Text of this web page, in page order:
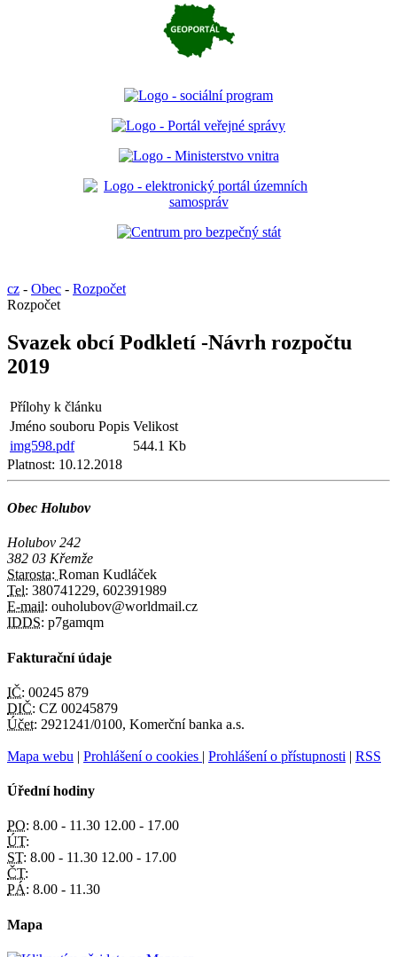
cz - Obec - Rozpočet
Rozpočet
Svazek obcí Podkletí -Návrh rozpočtu
2019
Přílohy k článku
Jméno souboru Popis Velikost
img598.pdf
544.1 Kb
Platnost: 10.12.2018
Obec Holubov
Holubov 242
382 03 Křemže
Starosta: Roman Kudláček
Tel: 380741229, 602391989
E-mail: ouholubov@worldmail.cz
IDDS: p7gamqm
Fakturační údaje
IČ: 00245 879
DIČ: CZ 00245879
Účet: 2921241/0100, Komerční banka a.s.
Mapa webu | Prohlášení o cookies | Prohlášení o přístupnosti | RSS
Úřední hodiny
PO: 8.00 - 11.30 12.00 - 17.00
ÚT:
ST: 8.00 - 11.30 12.00 - 17.00
ČT:
PÁ: 8.00 - 11.30
Mapa